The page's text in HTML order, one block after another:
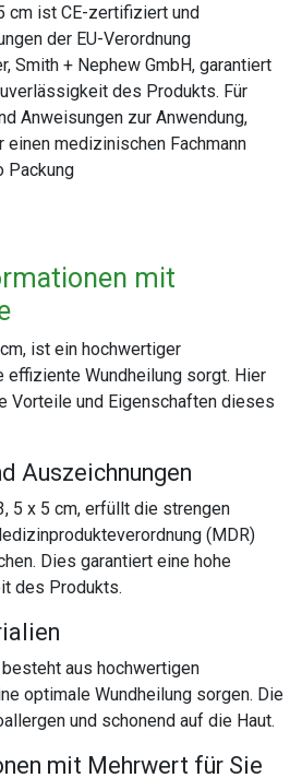
cm ist CE-zertifiziert und
der EU-Verordnung
Smith + Nephew GmbH, garantiert
des Produkts. Für
Anweisungen zur Anwendung,
medizinischen Fachmann
Packung
mit
ist ein hochwertiger
effiziente Wundheilung sorgt. Hier
Vorteile und Eigenschaften dieses
Auszeichnungen
5 x 5 cm, erfüllt die strengen
(MDR)
Dies garantiert eine hohe
des Produkts.
aus hochwertigen
optimale Wundheilung sorgen. Die
und schonend auf die Haut.
mit Mehrwert für Sie